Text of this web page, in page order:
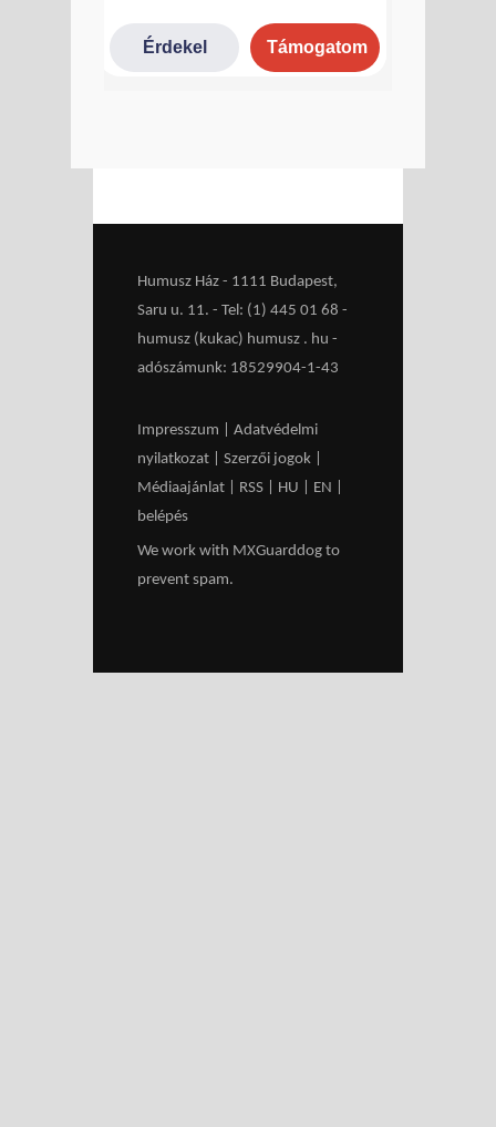
Humusz Ház - 1111 Budapest,
Saru u. 11. - Tel: (1) 445 01 68 -
humusz (kukac) humusz . hu -
adószámunk: 18529904-1-43
Impresszum
Adatvédelmi
nyilatkozat
Szerzői jogok
Médiaajánlat
RSS HU EN
belépés
We work with MXGuarddog to
prevent spam.